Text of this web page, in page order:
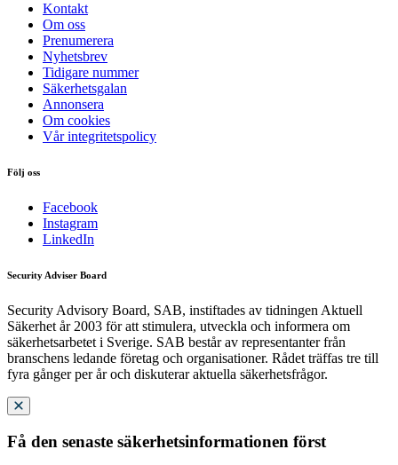
Kontakt
Om oss
Prenumerera
Nyhetsbrev
Tidigare nummer
Säkerhetsgalan
Annonsera
Om cookies
Vår integritetspolicy
Följ oss
Facebook
Instagram
LinkedIn
Security Adviser Board
Security Advisory Board, SAB, instiftades av tidningen Aktuell
Säkerhet år 2003 för att stimulera, utveckla och informera om
säkerhetsarbetet i Sverige. SAB består av representanter från
branschens ledande företag och organisationer. Rådet träffas tre till
fyra gånger per år och diskuterar aktuella säkerhetsfrågor.
Få den senaste säkerhetsinformationen först